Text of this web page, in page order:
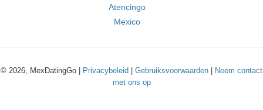
Atencingo
Mexico
© 2026, MexDatingGo | Privacybeleid Gebruiksvoorwaarden
Neem contact
met ons op